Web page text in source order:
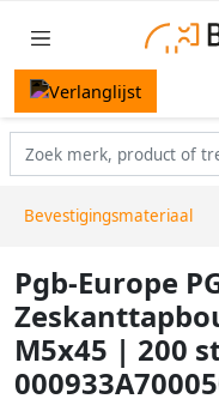
Bevestigingsmateriaal
Pgb-Europe
M5x45 | 200